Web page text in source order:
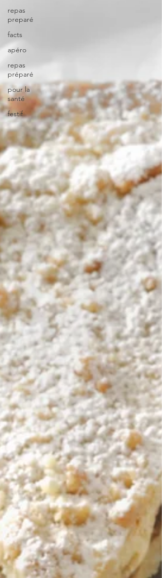
repas
preparé
facts
apéro
repas
préparé
pour la
santé
festif